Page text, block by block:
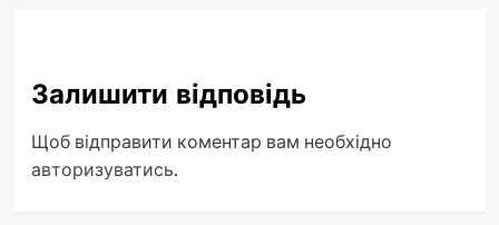
Залишити відповідь
Щоб відправити коментар вам необхідно
авторизуватись.